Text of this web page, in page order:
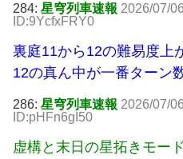
284: 星穹列車速報 2026/07/
ID:9YcfxFRY0
裏庭11から12の難易度上
12の真ん中が一番ターン
286: 星穹列車速報 2026/07/
ID:pHFn6gI50
虚構と末日の星拓きモー